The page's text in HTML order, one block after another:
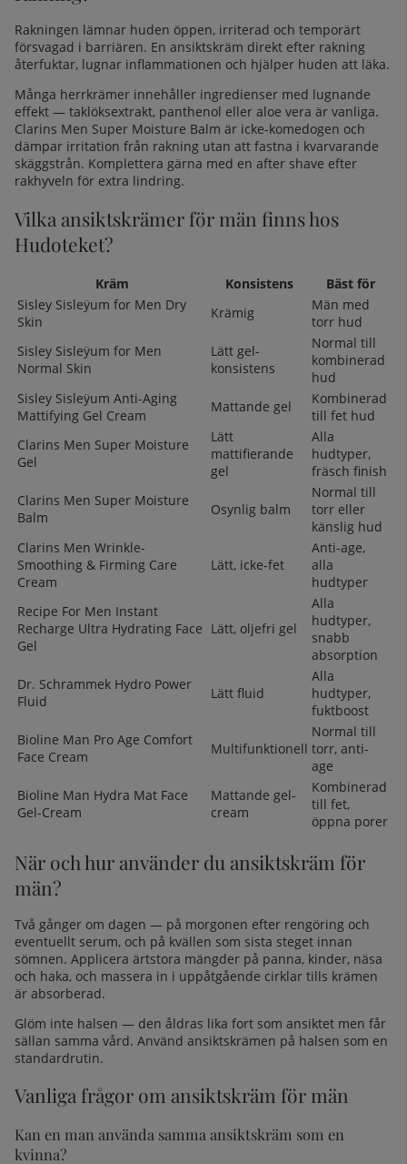
Rakningen lämnar huden öppen, irriterad och temporärt
försvagad i barriären. En ansiktskräm direkt efter rakning
återfuktar, lugnar inflammationen och hjälper huden att läka.
Många herrkrämer innehåller ingredienser med lugnande
effekt — taklöksextrakt, panthenol eller aloe vera är vanliga.
Clarins Men Super Moisture Balm är icke-komedogen och
dämpar irritation från rakning utan att fastna i kvarvarande
skäggstrån. Komplettera gärna med en after shave efter
rakhyveln för extra lindring.
Vilka ansiktskrämer för män finns hos
Hudoteket?
Kräm Konsistens
Bäst för
Sisley Sisleÿum for Men Dry
Skin
Krämig
Män med
torr hud
Sisley Sisleÿum for Men
Normal Skin
Lätt gel-
konsistens
Normal till
kombinerad
hud
Sisley Sisleÿum Anti-Aging
Mattifying Gel Cream
Mattande gel
Kombinerad
till fet hud
Clarins Men Super Moisture
Gel
Lätt
mattifierande
gel
Alla
hudtyper,
fräsch finish
Clarins Men Super Moisture
Balm
Osynlig balm
Normal till
torr eller
känslig hud
Clarins Men Wrinkle-
Smoothing & Firming Care
Cream
Lätt, icke-fet
Anti-age,
alla
hudtyper
Recipe For Men Instant
Recharge Ultra Hydrating Face
Gel
Lätt, oljefri gel
Alla
hudtyper,
snabb
absorption
Dr. Schrammek Hydro Power
Fluid
Lätt fluid
Alla
hudtyper,
fuktboost
Bioline Man Pro Age Comfort
Face Cream
Multifunktionell
Normal till
torr, anti-
age
Bioline Man Hydra Mat Face
Gel-Cream
Mattande gel-
cream
Kombinerad
till fet,
öppna porer
När och hur använder du ansiktskräm för
män?
Två gånger om dagen — på morgonen efter rengöring och
eventuellt serum, och på kvällen som sista steget innan
sömnen. Applicera ärtstora mängder på panna, kinder, näsa
och haka, och massera in i uppåtgående cirklar tills krämen
är absorberad.
Glöm inte halsen — den åldras lika fort som ansiktet men får
sällan samma vård. Använd ansiktskrämen på halsen som en
standardrutin.
Vanliga frågor om ansiktskräm för män
Kan en man använda samma ansiktskräm som en
kvinna?